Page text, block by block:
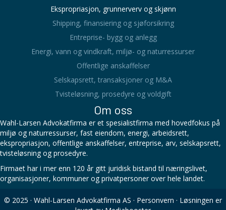
Ekspropriasjon, grunnerverv og skjønn
Shipping, finansiering og sjøforsikring
Entreprise- bygg og anlegg
Energi, vann og vindkraft, miljø- og naturressurser
Offentlige anskaffelser
Selskapsrett, transaksjoner og M&A
Tvisteløsning, prosedyre og voldgift
Om oss
Wahl-Larsen Advokatfirma er et spesialistfirma med hovedfokus på
miljø og naturressurser, fast eiendom, energi, arbeidsrett,
ekspropriasjon, offentlige anskaffelser, entreprise, arv, selskapsrett,
tvisteløsning og prosedyre.
Firmaet har i mer enn 120 år gitt juridisk bistand til næringslivet,
organisasjoner, kommuner og privatpersoner over hele landet.
© 2025 · Wahl-Larsen Advokatfirma AS · Personvern · Løsningen er